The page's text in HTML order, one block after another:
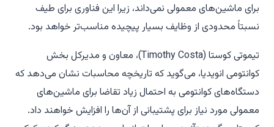
برای ماشین‌های معمولی نمی‌داند، زیرا این فناوری برای طیف
نسبتاً محدودی از وظایف بسیار پیچیده مناسب‌تر خواهد بود.
تیموتی کوستا (Timothy Costa)، معاون و مدیرکل بخش
کوانتومی انویدیا، می‌گوید که تاریخچه محاسبات نشان می‌دهد که
دستگاه‌های کوانتومی به احتمال زیاد تقاضا برای ماشین‌های
معمولی مورد نیاز برای پشتیبانی از آن‌ها را افزایش خواهند داد.